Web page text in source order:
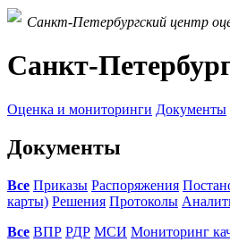
Санкт-Петербургский центр
Санкт-
Оценка и мониторинги Документы
Документы
Все Приказы Распоряжения
карты) Решения Протоколы
Все ВПР РДР МСИ Мониторинг